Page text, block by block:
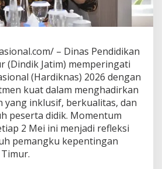
i
k
a
N
a
s
i
o
n
a
2
0
2
– Dinas Pendidikan
(Dindik Jatim) memperingati
(Hardiknas) 2026 dengan
kuat dalam menghadirkan
yang inklusif, berkualitas, dan
peserta didik. Momentum
2 Mei ini menjadi refleksi
pemangku kepentingan